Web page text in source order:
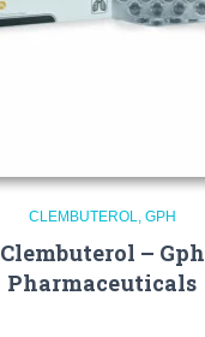
CLEMBUTEROL GPH
Clembuterol – Gph
Pharmaceuticals